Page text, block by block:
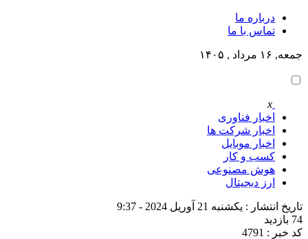
درباره ما
تماس با ما
جمعه, ۱۶ مرداد , ۱۴۰۵
x
اخبار فناوری
اخبار شرکت ها
اخبار موبایل
کسب و کار
هوش مصنوعی
ارز دیجیتال
تاریخ انتشار : یکشنبه 21 آوریل 2024 - 9:37
74 بازدید
کد خبر : 4791